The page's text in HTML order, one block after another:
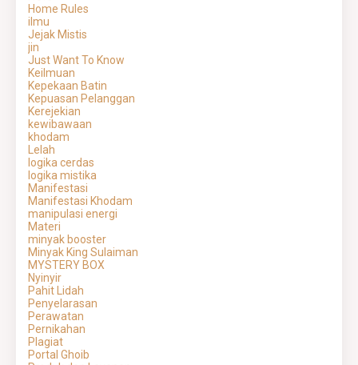
Home Rules
ilmu
Jejak Mistis
jin
Just Want To Know
Keilmuan
Kepekaan Batin
Kepuasan Pelanggan
Kerejekian
kewibawaan
khodam
Lelah
logika cerdas
logika mistika
Manifestasi
Manifestasi Khodam
manipulasi energi
Materi
minyak booster
Minyak King Sulaiman
MYSTERY BOX
Nyinyir
Pahit Lidah
Penyelarasan
Perawatan
Pernikahan
Plagiat
Portal Ghoib